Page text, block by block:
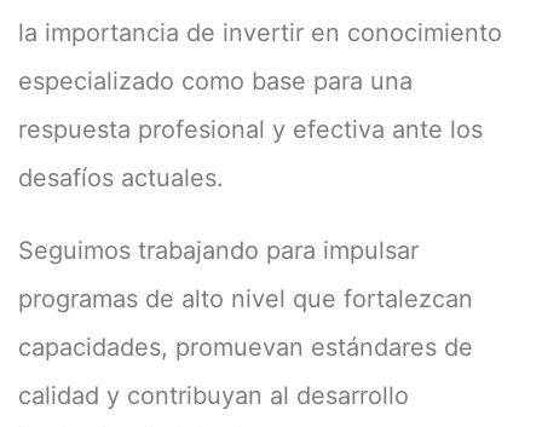
la importancia de invertir en conocimiento
especializado como base para una
respuesta profesional y efectiva ante los
desafíos actuales.
Seguimos trabajando para impulsar
programas de alto nivel que fortalezcan
capacidades, promuevan estándares de
calidad y contribuyan al desarrollo